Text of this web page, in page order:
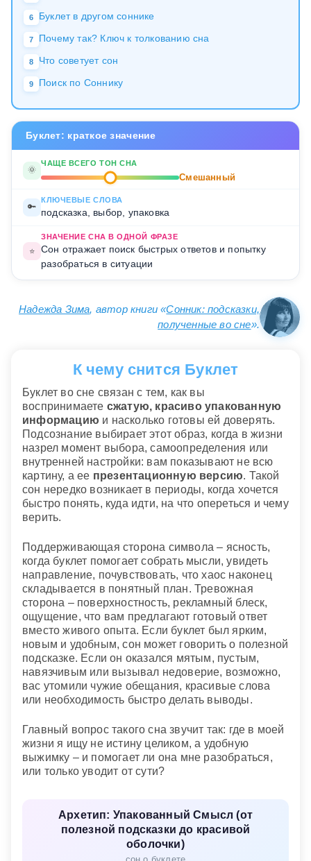
6 Буклет в другом соннике
7 Почему так? Ключ к толкованию сна
8 Что советует сон
9 Поиск по Соннику
Буклет: краткое значение
🌞
ЧАЩЕ ВСЕГО ТОН СНА
Смешанный
🔑
КЛЮЧЕВЫЕ СЛОВА
подсказка, выбор, упаковка
⭐
ЗНАЧЕНИЕ СНА В ОДНОЙ ФРАЗЕ
Сон отражает поиск быстрых ответов и попытку
разобраться в ситуации
Надежда Зима, автор книги «Сонник: подсказки,
полученные во сне».
К чему снится Буклет
Буклет во сне связан с тем, как вы
воспринимаете сжатую, красиво упакованную
информацию и насколько готовы ей доверять.
Подсознание выбирает этот образ, когда в жизни
назрел момент выбора, самоопределения или
внутренней настройки: вам показывают не всю
картину, а ее презентационную версию. Такой
сон нередко возникает в периоды, когда хочется
быстро понять, куда идти, на что опереться и чему
верить.
Поддерживающая сторона символа – ясность,
когда буклет помогает собрать мысли, увидеть
направление, почувствовать, что хаос наконец
складывается в понятный план. Тревожная
сторона – поверхностность, рекламный блеск,
ощущение, что вам предлагают готовый ответ
вместо живого опыта. Если буклет был ярким,
новым и удобным, сон может говорить о полезной
подсказке. Если он оказался мятым, пустым,
навязчивым или вызывал недоверие, возможно,
вас утомили чужие обещания, красивые слова
или необходимость быстро делать выводы.
Главный вопрос такого сна звучит так: где в моей
жизни я ищу не истину целиком, а удобную
выжимку – и помогает ли она мне разобраться,
или только уводит от сути?
Архетип: Упакованный Смысл (от
полезной подсказки до красивой
оболочки)